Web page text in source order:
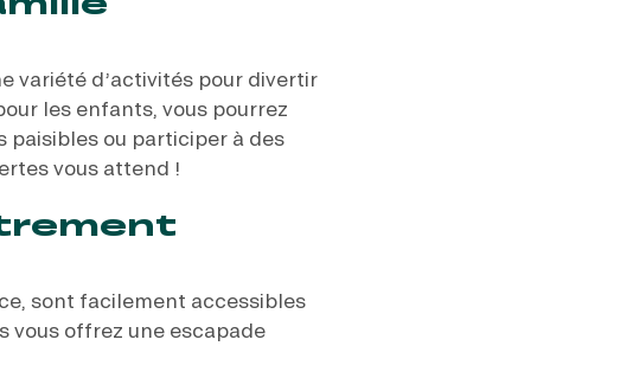
variété d’activités pour divertir
les enfants, vous pourrez
paisibles ou participer à des
vous attend !
sont facilement accessibles
vous offrez une escapade